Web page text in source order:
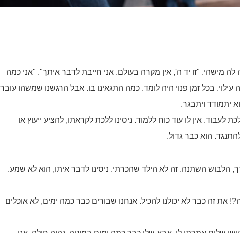
מישהי. "זו יד ה', אין מקרה בעולם. אני חייבת לדבר איתך". "אני כמה
בכל זמן פנוי היה לומד. כמה התגאינו בו. אבל הרגשנו שמשהו עובר
יתמודד ויתבגר.
אין לו עוד כוח ללמוד. ניסינו ללכת לקראתו, להציע ייעוץ או
הוא כבר גדול.
השתנה. זה לא הילד שהכרתי. ניסינו לדבר איתו, הוא לא שמע.
את זה כבר לא יכולנו להכיל. אנחנו שבורים כבר כמה ימים, לא אוכלים